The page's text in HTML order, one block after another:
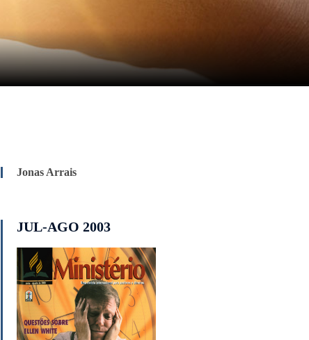
Jonas Arrais
JUL-AGO 2003